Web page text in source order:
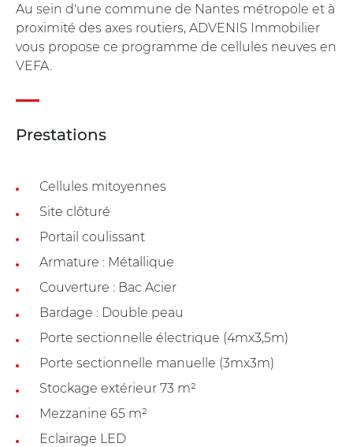
Au sein d'une commune de Nantes métropole et à
proximité des axes routiers, ADVENIS Immobilier
vous propose ce programme de cellules neuves en
VEFA.
Prestations
Cellules mitoyennes
Site clôturé
Portail coulissant
Armature : Métallique
Couverture : Bac Acier
Bardage : Double peau
Porte sectionnelle électrique (4mx3,5m)
Porte sectionnelle manuelle (3mx3m)
Stockage extérieur 73 m²
Mezzanine 65 m²
Eclairage LED